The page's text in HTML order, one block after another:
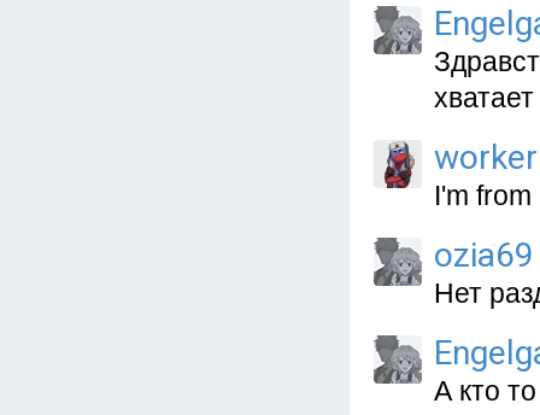
I'm
ozia69
Нет
А кто